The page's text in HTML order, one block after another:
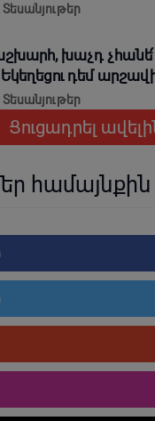
Տեսանյութեր
խաչդ
դեմ
Տեսանյութեր
Ցուցադրել
համայնքին